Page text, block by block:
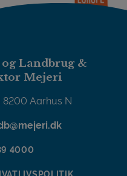
Landbrug &
Mejeri
8200 Aarhus N
4000